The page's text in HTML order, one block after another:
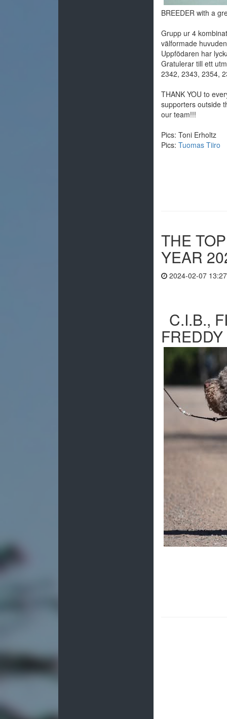
BREEDER with a
Grupp ur 4
välformade
Uppfödaren har
Gratulerar till ett
2342, 2343, 2354,
THANK YOU to
supporters outside
our team!!!
Pics: Toni Erholtz
Pics: Tuomas Tiiro
THE
YEAR
2024-02-07
C.I.B.,
FREDDY